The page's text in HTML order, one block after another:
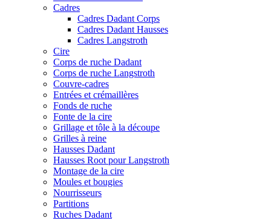
Cadres
Cadres Dadant Corps
Cadres Dadant Hausses
Cadres Langstroth
Cire
Corps de ruche Dadant
Corps de ruche Langstroth
Couvre-cadres
Entrées et crémaillères
Fonds de ruche
Fonte de la cire
Grillage et tôle à la découpe
Grilles à reine
Hausses Dadant
Hausses Root pour Langstroth
Montage de la cire
Moules et bougies
Nourrisseurs
Partitions
Ruches Dadant